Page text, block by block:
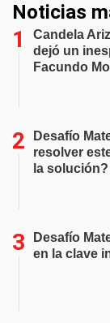
Noticias
Candela
dejó un
Facundo
Desafío
resolver
la solución?
Desafío
en la clave